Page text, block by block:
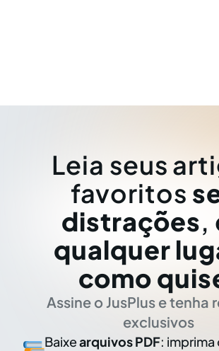
Leia seus
favoritos
distrações,
qualquer
como
Assine o JusPlus e tenha
exclusivos
Baixearquivos PDF: imprima